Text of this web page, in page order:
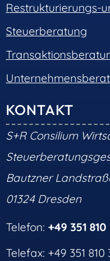
Restrukturierungs-
Steuerberatung
KONTAKT
S+R Consilium
Bautzner
01324 Dresden
Telefon: +49 351
Telefax: +49 351 810